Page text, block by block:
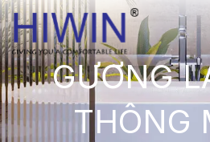
GƯƠNG
THÔNG